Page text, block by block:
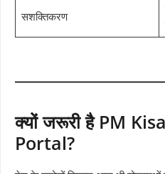
सशक्तिकरण
क्यों जरूरी है PM
Portal?